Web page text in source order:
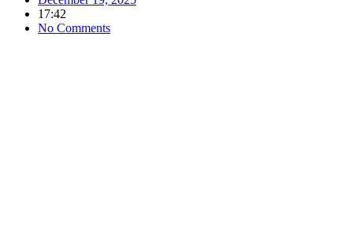
17:42
No Comments